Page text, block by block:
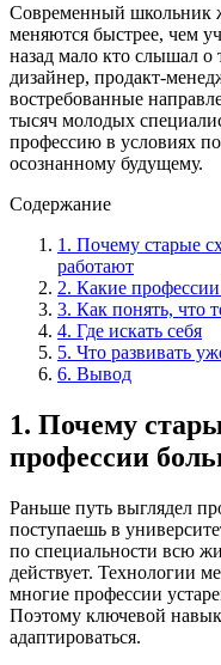
Современный школьник
меняются быстрее, чем
назад мало кто слышал о
дизайнер, продакт-
востребованные
тысяч молодых
профессию в условиях
осознанному будущему.
Содержание
1. Почему старые
работают
2. Какие
3. Как понять, что
4. Где искать себя
5. Что развивать
6. Вывод
1. Почему
профессии
Раньше путь выглядел
поступаешь в
по специальности всю
действует. Технологии
многие профессии
Поэтому ключевой
адаптироваться.